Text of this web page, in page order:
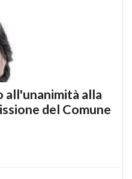
all'unanimità alla
del Comune